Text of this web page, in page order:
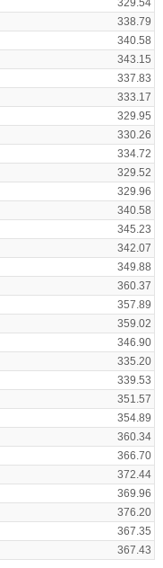
329.54
338.79
340.58
343.15
337.83
333.17
329.95
330.26
334.72
329.52
329.96
340.58
345.23
342.07
349.88
360.37
357.89
359.02
346.90
335.20
339.53
351.57
354.89
360.34
366.70
372.44
369.96
376.20
367.35
367.43